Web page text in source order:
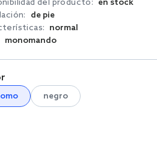
del producto: en stock
de pie
normal
monomando
negro